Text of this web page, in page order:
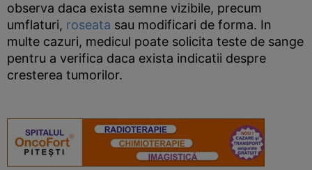
observa daca exista semne vizibile, precum
umflaturi, roseata sau modificari de forma. In
multe cazuri, medicul poate solicita teste de sange
pentru a verifica daca exista indicatii despre
cresterea tumorilor.